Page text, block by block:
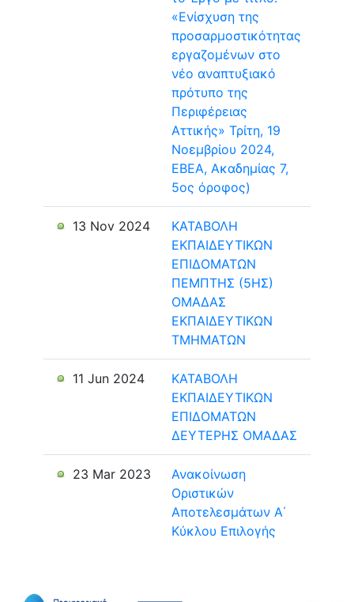
«Ενίσχυση της
προσαρμοστικότητας
εργαζομένων στο
νέο αναπτυξιακό
πρότυπο της
Περιφέρειας
Αττικής» Τρίτη, 19
Νοεμβρίου 2024,
ΕΒΕΑ, Ακαδημίας 7,
5ος όροφος)
13 Nov 2024
ΚΑΤΑΒΟΛΗ
ΕΚΠΑΙΔΕΥΤΙΚΩΝ
ΕΠΙΔΟΜΑΤΩΝ
ΠΕΜΠΤΗΣ (5ΗΣ)
ΟΜΑΔΑΣ
ΕΚΠΑΙΔΕΥΤΙΚΩΝ
ΤΜΗΜΑΤΩΝ
11 Jun 2024
ΚΑΤΑΒΟΛΗ
ΕΚΠΑΙΔΕΥΤΙΚΩΝ
ΕΠΙΔΟΜΑΤΩΝ
ΔΕΥΤΕΡΗΣ ΟΜΑΔΑΣ
23 Mar 2023
Ανακοίνωση
Οριστικών
Αποτελεσμάτων Α΄
Κύκλου Επιλογής